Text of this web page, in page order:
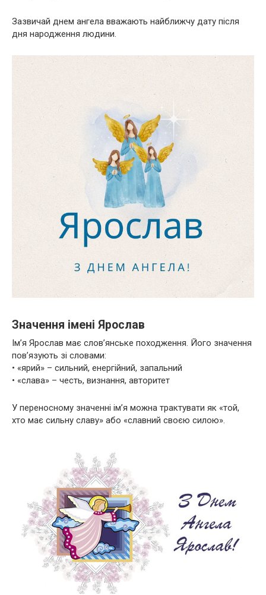
Зазвичай днем ангела вважають найближчу дату після
дня народження людини.
Значення імені Ярослав
Ім’я Ярослав має слов’янське походження. Його значення
пов’язують зі словами:
• «ярий» – сильний, енергійний, запальний
• «слава» – честь, визнання, авторитет
У переносному значенні ім’я можна трактувати як «той,
хто має сильну славу» або «славний своєю силою».